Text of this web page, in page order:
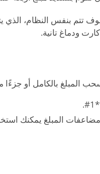
سوف تتم بنفس النظام،
ودماغ تانية.
بالكامل أو جزءًا
المبلغ يمكنك استخدام